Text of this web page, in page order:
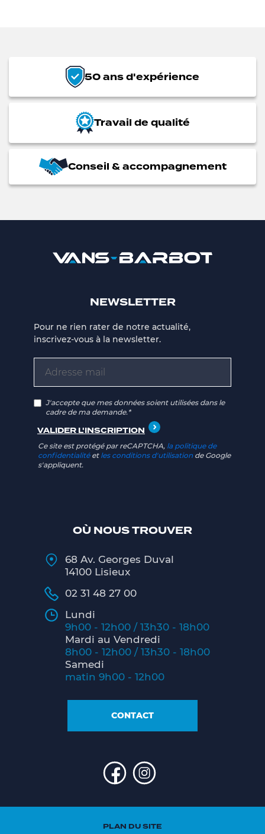
50 ans d'expérience
Travail de qualité
Conseil & accompagnement
OÙ NOUS TROUVER
68 Av. Georges Duval
14100 Lisieux
02 31 48 27 00
Lundi
9h00 - 12h00 / 13h30 - 18h00
Mardi au Vendredi
8h00 - 12h00 / 13h30 - 18h00
Samedi
matin 9h00 - 12h00
CONTACT
NEWSLETTER
Pour ne rien rater de notre actualité,
inscrivez-vous à la newsletter.
J'accepte que mes données soient utilisées dans le
cadre de ma demande.*
Ce site est protégé par reCAPTCHA, la politique de
confidentialitéet les conditions d'utilisation de Google
s'appliquent.
PLAN DU SITE